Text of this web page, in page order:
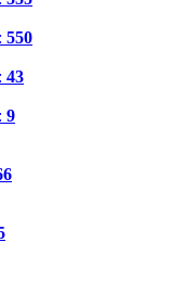
550
43
9